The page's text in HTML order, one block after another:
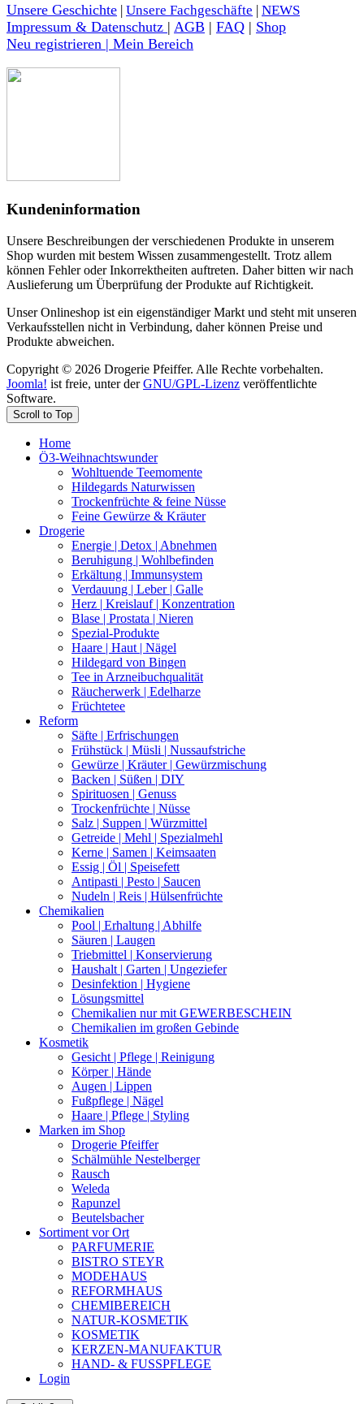
Unsere Geschichte | Unsere Fachgeschäfte | NEWS
Impressum & Datenschutz | AGB | FAQ | Shop
Neu registrieren | Mein Bereich
Kundeninformation
Unsere Beschreibungen der verschiedenen Produkte in unserem
Shop wurden mit bestem Wissen zusammengestellt. Trotz allem
können Fehler oder Inkorrektheiten auftreten. Daher bitten wir nach
Auslieferung um Überprüfung der Produkte auf Richtigkeit.
Unser Onlineshop ist ein eigenständiger Markt und steht mit unseren
Verkaufsstellen nicht in Verbindung, daher können Preise und
Produkte abweichen.
Copyright © 2026 Drogerie Pfeiffer. Alle Rechte vorbehalten.
Joomla! ist freie, unter derGNU/GPL-Lizenz veröffentlichte
Software.
Scroll to Top
Home
Ö3-Weihnachtswunder
Wohltuende Teemomente
Hildegards Naturwissen
Trockenfrüchte & feine Nüsse
Feine Gewürze & Kräuter
Drogerie
Energie | Detox | Abnehmen
Beruhigung | Wohlbefinden
Erkältung | Immunsystem
Verdauung | Leber | Galle
Herz | Kreislauf | Konzentration
Blase | Prostata | Nieren
Spezial-Produkte
Haare | Haut | Nägel
Hildegard von Bingen
Tee in Arzneibuchqualität
Räucherwerk | Edelharze
Früchtetee
Reform
Säfte | Erfrischungen
Frühstück | Müsli | Nussaufstriche
Gewürze | Kräuter | Gewürzmischung
Backen | Süßen | DIY
Spirituosen | Genuss
Trockenfrüchte | Nüsse
Salz | Suppen | Würzmittel
Getreide | Mehl | Spezialmehl
Kerne | Samen | Keimsaaten
Essig | Öl | Speisefett
Antipasti | Pesto | Saucen
Nudeln | Reis | Hülsenfrüchte
Chemikalien
Pool | Erhaltung | Abhilfe
Säuren | Laugen
Triebmittel | Konservierung
Haushalt | Garten | Ungeziefer
Desinfektion | Hygiene
Lösungsmittel
Chemikalien nur mit GEWERBESCHEIN
Chemikalien im großen Gebinde
Kosmetik
Gesicht | Pflege | Reinigung
Körper | Hände
Augen | Lippen
Fußpflege | Nägel
Haare | Pflege | Styling
Marken im Shop
Drogerie Pfeiffer
Schälmühle Nestelberger
Rausch
Weleda
Rapunzel
Beutelsbacher
Sortiment vor Ort
PARFUMERIE
BISTRO STEYR
MODEHAUS
REFORMHAUS
CHEMIBEREICH
NATUR-KOSMETIK
KOSMETIK
KERZEN-MANUFAKTUR
HAND- & FUSSPFLEGE
Login